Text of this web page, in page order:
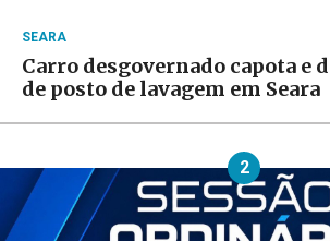
SEARA
Carro desgovernado capota e
de posto de lavagem em Seara
2